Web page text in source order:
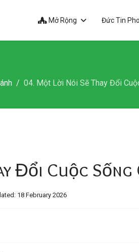
Mở Rộng Đức Tin
04. Một Lời Nói Sẽ Thay Đổi
Đổi Cuộc Sống
18 February 2026